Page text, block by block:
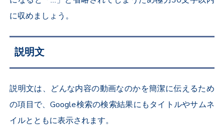
に収めましょう。
説明文
説明文は、どんな内容の動画なのかを簡潔に伝えるため
の項目で、Google検索の検索結果にもタイトルやサムネ
イルとともに表示されます。